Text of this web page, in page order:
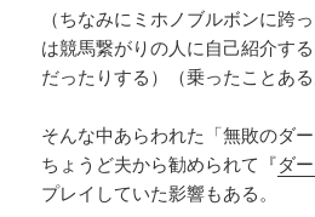
（ちなみにミホノブルボンに跨
は競馬繋がりの人に自己紹介す
だったりする）（乗ったことある
そんな中あらわれた「無敗のダー
ちょうど夫から勧められて『ダ
プレイしていた影響もある。